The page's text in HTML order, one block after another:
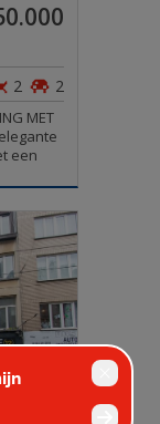
2
2
MET
elegante
een